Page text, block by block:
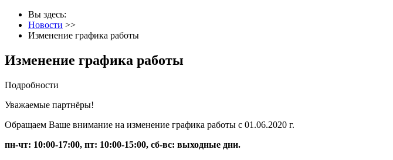
Вы здесь:
Новости >>
Изменение графика работы
Изменение графика работы
Подробности
Уважаемые партнёры!
Обращаем Ваше внимание на изменение графика работы с 01.06.2020 г.
пн-чт: 10:00-17:00, пт: 10:00-15:00, сб-вс: выходные дни.